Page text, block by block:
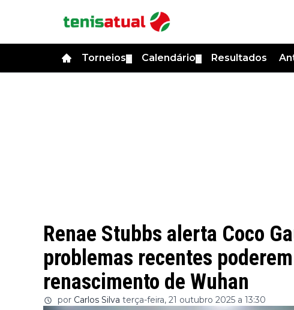
Torneios Calendário Resultados
Renae Stubbs alerta Coco
problemas recentes
renascimento de Wuhan
por Carlos Silva terça-feira, 21 outubro 2025 a 13:30